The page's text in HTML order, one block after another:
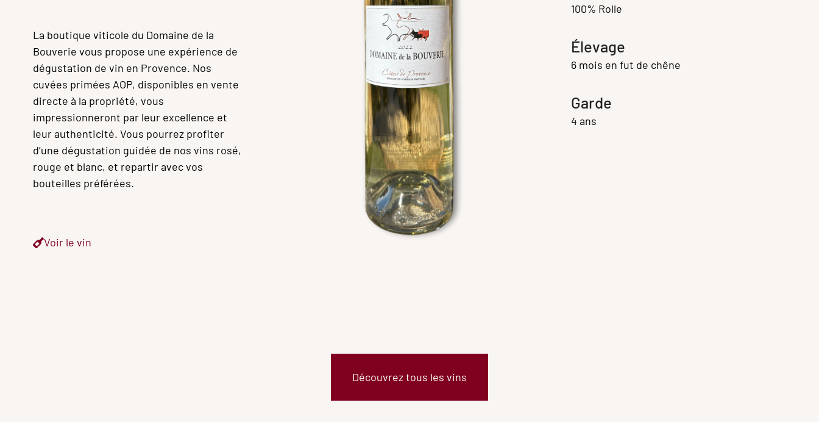
La boutique viticole du Domaine de la
Bouverie vous propose une expérience de
dégustation de vin en Provence. Nos
cuvées primées AOP, disponibles en vente
directe à la propriété, vous
impressionneront par leur excellence et
leur authenticité. Vous pourrez profiter
d’une dégustation guidée de nos vins rosé,
rouge et blanc, et repartir avec vos
bouteilles préférées.
Voir le vin
100% Rolle
Élevage
6 mois en fut de chêne
Garde
4 ans
Découvrez tous les vins